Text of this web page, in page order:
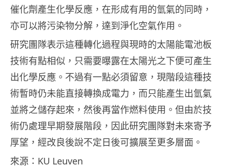
催化劑產生化學反應，在形成有用的氫氣的同時，
亦可以將污染物分解，達到淨化空氣作用。
研究團隊表示這種轉化過程與現時的太陽能電池板
技術有點相似，只需要曝露在太陽光之下便可產生
出化學反應。不過有一點必須留意，現階段這種技
術暫時仍未能直接轉換成電力，而只能產生出氫氣
並將之儲存起來，然後再當作燃料使用。但由於技
術仍處理早期發展階段，因此研究團隊對未來寄予
厚望，經改良後說不定日後可擴展至更多層面。
來源：KU Leuven